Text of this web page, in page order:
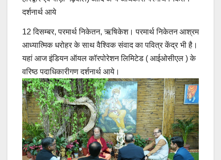
दर्शनार्थ आये
12 दिसम्बर, परमार्थ निकेतन, ऋषिकेश। परमार्थ निकेतन आश्रम
आध्यात्मिक धरोहर के साथ वैश्विक संवाद का पवित्र केंद्र भी है।
यहां आज इंडियन ऑयल कॉरपोरेशन लिमिटेड ( आईओसीएल ) के
वरिष्ठ पदाधिकारीगण दर्शनार्थ आये।